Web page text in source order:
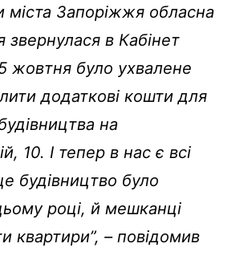
міста Запоріжжя обласна
звернулася в Кабінет
жовтня було ухвалене
додаткові кошти для
на
10. І тепер в нас є всі
будівництво було
році, й мешканці
квартири”, – повідомив